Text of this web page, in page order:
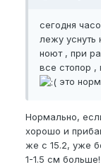
сегодня
лежу уснуть
ноют , при
все стопор ,
это
Нормально,
хорошо и
же с 15.2, уже
1-1.5 см больше!